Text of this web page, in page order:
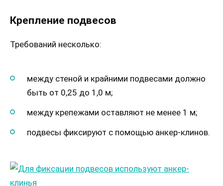
Крепление подвесов
Требований несколько:
между стеной и крайними подвесами должно
быть от 0,25 до 1,0 м;
между крепежами оставляют не менее 1 м;
подвесы фиксируют с помощью анкер-клинов.